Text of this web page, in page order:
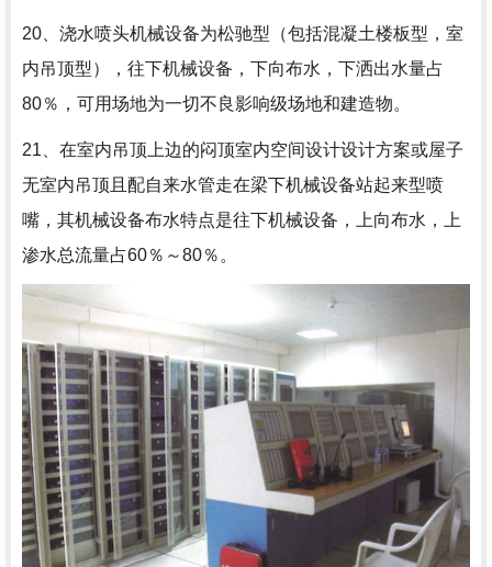
20、浇水喷头机械设备为松驰型（包括混凝土楼板型，室
内吊顶型），往下机械设备，下向布水，下洒出水量占
80％，可用场地为一切不良影响级场地和建造物。
21、在室内吊顶上边的闷顶室内空间设计设计方案或屋子
无室内吊顶且配自来水管走在梁下机械设备站起来型喷
嘴，其机械设备布水特点是往下机械设备，上向布水，上
渗水总流量占60％～80％。